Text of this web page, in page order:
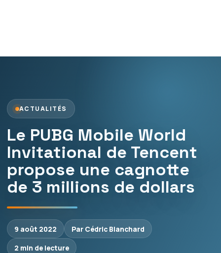
ACTUALITÉS
Le PUBG Mobile World
Invitational de Tencent
propose une cagnotte
de 3 millions de dollars
9 août 2022
Par Cédric Blanchard
2 min de lecture